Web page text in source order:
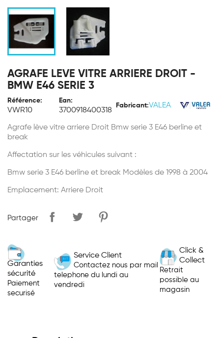
AGRAFE LEVE VITRE ARRIERE DROIT -
BMW E46 SERIE 3
Référence:
VWR10
Ean:
3700918400318
Fabricant:VALEA
Agrafe lève vitre arriere Droit Bmw serie 3 E46 berline et
break
Affectation sur les véhicules suivant :
Bmw serie 3 E46 berline et break Modèles de 1998 à 2004
Emplacement: Arriere Droit
Partager
Garanties
sécurité
Paiement
securisé
Service Client
Contactez nous par mail
telephone du lundi au
vendredi
Click &
Collect
Retrait
possible au
magasin